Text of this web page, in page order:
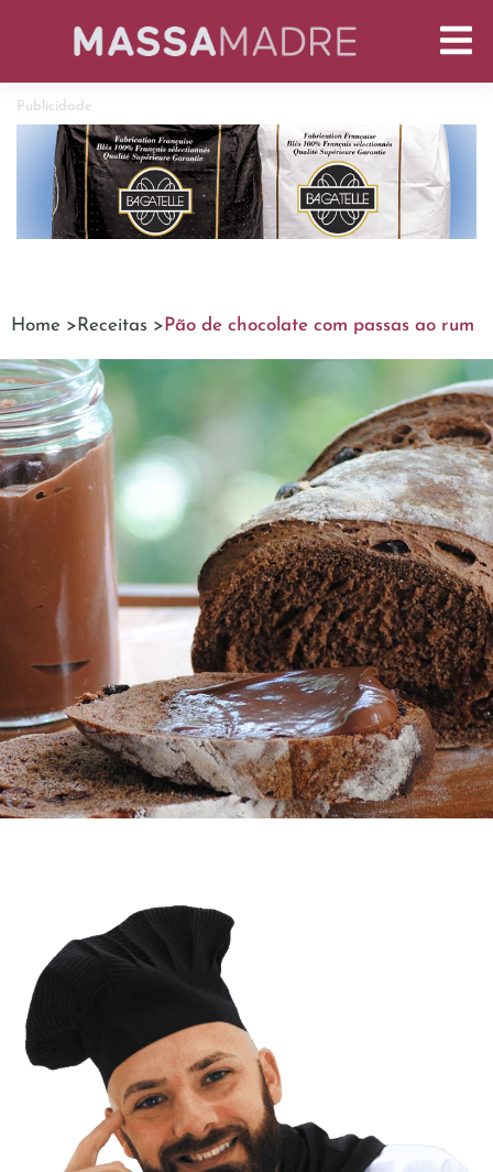
Publicidade
Home > Receitas > Pão de chocolate com passas ao rum